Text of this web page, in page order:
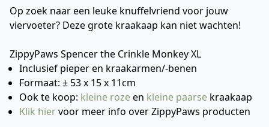
Op zoek naar een leuke knuffelvriend voor jouw
viervoeter? Deze grote kraakaap kan niet wachten!
ZippyPaws Spencer the Crinkle Monkey XL
Inclusief pieper en kraakarmen/-benen
Formaat: ± 53 x 15 x 11cm
Ook te koop: kleine rozeen kleine paarse kraakaap
Klik hiervoor meer info over ZippyPaws producten